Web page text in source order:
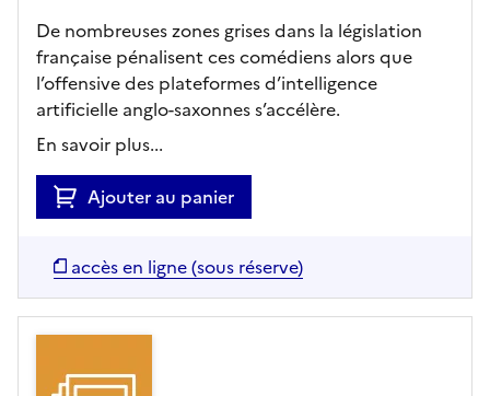
De nombreuses zones grises dans la législation
française pénalisent ces comédiens alors que
l’offensive des plateformes d’intelligence
artificielle anglo-saxonnes s’accélère.
En savoir plus...
Ajouter au panier
accès en ligne (sous réserve)